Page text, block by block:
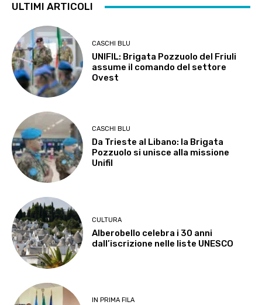
ULTIMI ARTICOLI
CASCHI BLU
UNIFIL: Brigata Pozzuolo del Friuli
assume il comando del settore
Ovest
CASCHI BLU
Da Trieste al Libano: la Brigata
Pozzuolo si unisce alla missione
Unifil
CULTURA
Alberobello celebra i 30 anni
dall’iscrizione nelle liste UNESCO
IN PRIMA FILA